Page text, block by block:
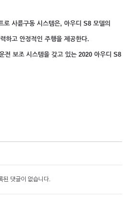
로 사륜구동 시스템은, 아우디 S8 모델의
하고 안정적인 주행을 제공한다.
전 보조 시스템을 갖고 있는 2020 아우디 S8
된 댓글이 없습니다.